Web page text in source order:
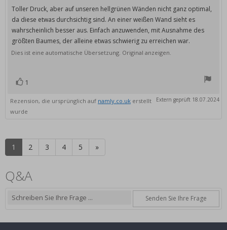
von
5
Sternen
Rezensionstext:
Toller Druck, aber auf unseren hellgrünen Wänden nicht ganz optimal,
da diese etwas durchsichtig sind. An einer weißen Wand sieht es
wahrscheinlich besser aus. Einfach anzuwenden, mit Ausnahme des
größten Baumes, der alleine etwas schwierig zu erreichen war.
Dies ist eine automatische Übersetzung. Original anzeigen.
Stimme
1
Rezension, die ursprünglich auf namly.co.uk erstellt
wurde
Extern geprüft 18.07.2024
1 2 3 4 5 »
Q&A
Senden Sie Ihre Frage